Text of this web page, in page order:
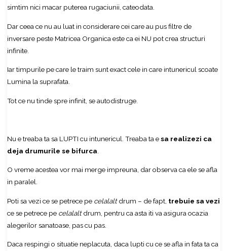
simtim nici macar puterea rugaciunii, cateodata.
Dar ceea ce nu au luat in considerare cei care au pus filtre de
inversare peste Matricea Organica este ca ei NU pot crea structuri
infinite.
Iar timpurile pe care le traim sunt exact cele in care intunericul scoate
Lumina la suprafata.
Tot ce nu tinde spre infinit, se autodistruge.
Nu e treaba ta sa LUPTI cu intunericul. Treaba ta esa realizezi ca
deja drumurile se bifurca
O vreme acestea vor mai merge impreuna, dar observa ca ele se afla
in paralel.
Poti sa vezi ce se petrece pe celalaltdrum – de fapt, trebuie sa vezi
ce se petrece pe celalaltdrum, pentru ca asta iti va asigura ocazia
alegerilor sanatoase, pas cu pas.
Daca respingi o situatie neplacuta, daca lupti cu ce se afla in fata ta ca